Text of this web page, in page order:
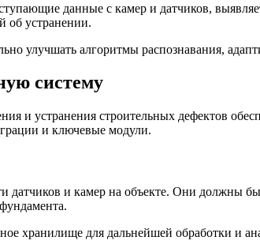
данные с камер и датчиков,
об устранении.
улучшать алгоритмы распознавания,
систему
и устранения строительных дефектов
и ключевые модули.
датчиков и камер на объекте. Они должны
хранилище для дальнейшей обработки и